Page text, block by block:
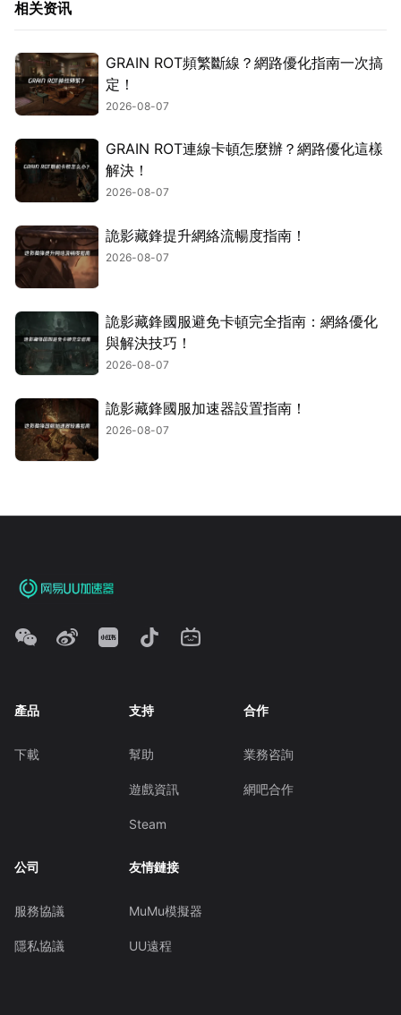
相关资讯
GRAIN ROT頻繁斷線？網路優化指南一次搞
定！
2026-08-07
GRAIN ROT連線卡頓怎麼辦？網路優化這樣
解決！
2026-08-07
詭影藏鋒提升網絡流暢度指南！
2026-08-07
詭影藏鋒國服避免卡頓完全指南：網絡優化
與解決技巧！
2026-08-07
詭影藏鋒國服加速器設置指南！
2026-08-07
產品
下載
支持
幫助
遊戲資訊
Steam
合作
業務咨詢
網吧合作
公司
服務協議
隱私協議
友情鏈接
MuMu模擬器
UU遠程